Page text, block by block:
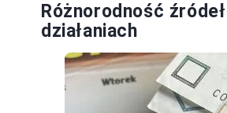
Różnorodność
działaniach